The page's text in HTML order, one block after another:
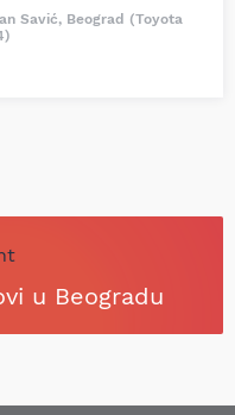
Savić, Beograd (Toyota
u Beogradu